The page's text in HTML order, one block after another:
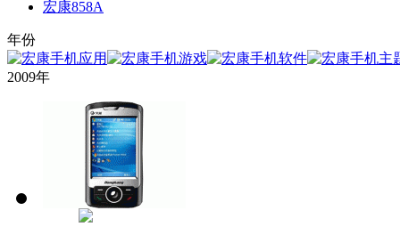
宏康858A
年份
2009年